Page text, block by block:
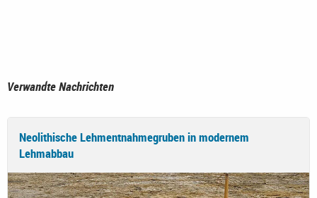
Verwandte Nachrichten
Neolithische Lehmentnahmegruben in modernem
Lehmabbau